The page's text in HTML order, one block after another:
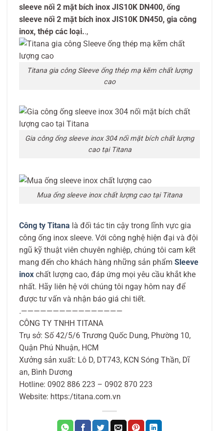
sleeve nối 2 mặt bích inox JIS10K DN400, ống
sleeve nối 2 mặt bích inox JIS10K DN450, gia công
inox, thép các loại..,
Titana gia công Sleeve ống thép mạ kẽm chất lượng
cao
Gia công ống sleeve inox 304 nối mặt bích chất lượng
cao tại Titana
Mua ống sleeve inox chất lượng cao tại Titana
Công ty Titana là đối tác tin cậy trong lĩnh vực gia
công ống inox sleeve. Với công nghệ hiện đại và đội
ngũ kỹ thuật viên chuyên nghiệp, chúng tôi cam kết
mang đến cho khách hàng những sản phẩm Sleeve
inox chất lượng cao, đáp ứng mọi yêu cầu khắt khe
nhất. Hãy liên hệ với chúng tôi ngay hôm nay để
được tư vấn và nhận báo giá chi tiết.
.————————————————
CÔNG TY TNHH TITANA
Trụ sở: Số 42/5/6 Trương Quốc Dung, Phường 10,
Quận Phú Nhuận, HCM
Xưởng sản xuất: Lô D, DT743, KCN Sóng Thần, Dĩ
an, Bình Dương
Hotline: 0902 886 223 – 0902 870 223
Website: https:/titana.com.vn